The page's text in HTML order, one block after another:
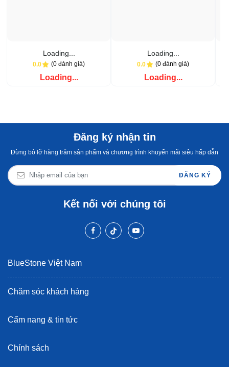
Loading...
0.0 (0 đánh giá)
Loading...
Loading...
0.0 (0 đánh giá)
Loading...
Đăng ký nhận tin
Đừng bỏ lỡ hàng trăm sản phẩm và chương trình khuyến mãi siêu hấp dẫn
ĐĂNG KÝ
Kết nối với chúng tôi
BlueStone Việt Nam
Chăm sóc khách hàng
Cẩm nang & tin tức
Chính sách